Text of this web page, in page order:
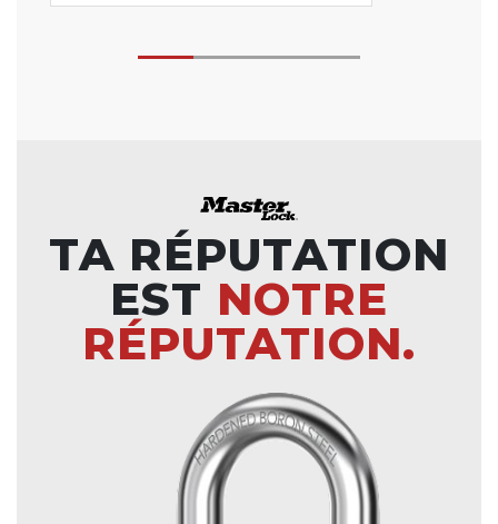
TA RÉPUTATION
EST NOTRE
RÉPUTATION.